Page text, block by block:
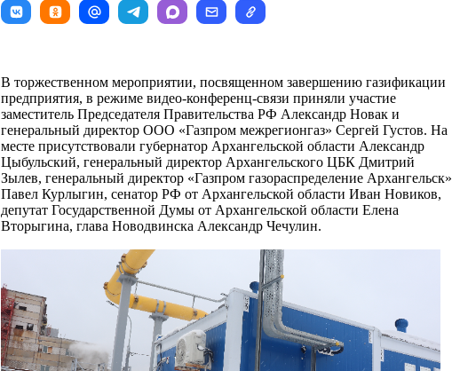
В торжественном мероприятии, посвященном завершению газификации
предприятия, в режиме видео-конференц-связи приняли участие
заместитель Председателя Правительства РФ Александр Новак и
генеральный директор ООО «Газпром межрегионгаз» Сергей Густов. На
месте присутствовали губернатор Архангельской области Александр
Цыбульский, генеральный директор Архангельского ЦБК Дмитрий
Зылев, генеральный директор «Газпром газораспределение Архангельск»
Павел Курлыгин, сенатор РФ от Архангельской области Иван Новиков,
депутат Государственной Думы от Архангельской области Елена
Вторыгина, глава Новодвинска Александр Чечулин.